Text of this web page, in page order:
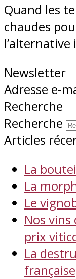
Quand les
chaudes
l’alternative
Newsletter
Adresse e-
Recherche
Recherche
Articles
La
La
Le
Nos
prix
La
française